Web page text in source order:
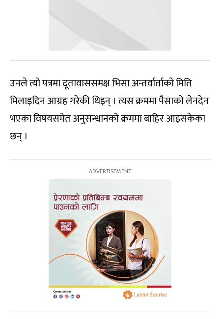
उनले त्यो पत्रमा दूतावाससमक्ष भिसा अन्तर्वार्ताको मिति
मिलाइदिन आग्रह गरेकी थिइन् । त्यस क्रममा पैसाको लेनदेन
भएका विषयसमेत अनुसन्धानको क्रममा बाहिर आइसकेका
छन् ।